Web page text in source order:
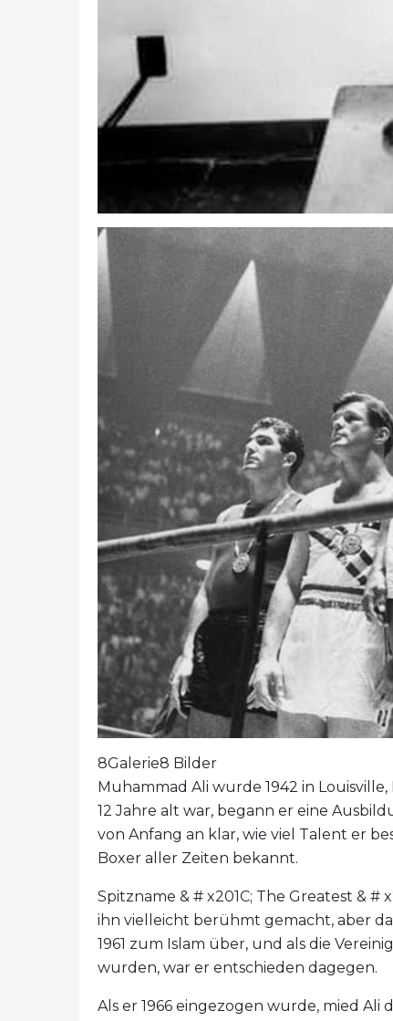
8Galerie8 Bilder
Muhammad Ali wurde 1942 in
12 Jahre alt war, begann er eine
von Anfang an klar, wie viel Talent er
Boxer aller Zeiten bekannt.
Spitzname & # x201C; The Greatest &
ihn vielleicht berühmt gemacht, aber
1961 zum Islam über, und als die
wurden, war er entschieden dagegen.
Als er 1966 eingezogen wurde, mied